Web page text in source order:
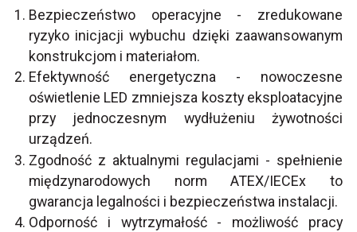
Bezpieczeństwo operacyjne - zredukowane
ryzyko inicjacji wybuchu dzięki zaawansowanym
konstrukcjom i materiałom.
Efektywność energetyczna - nowoczesne
oświetlenie LED zmniejsza koszty eksploatacyjne
przy jednoczesnym wydłużeniu żywotności
urządzeń.
Zgodność z aktualnymi regulacjami - spełnienie
międzynarodowych norm ATEX/IECEx to
gwarancja legalności i bezpieczeństwa instalacji.
Odporność i wytrzymałość - możliwość pracy